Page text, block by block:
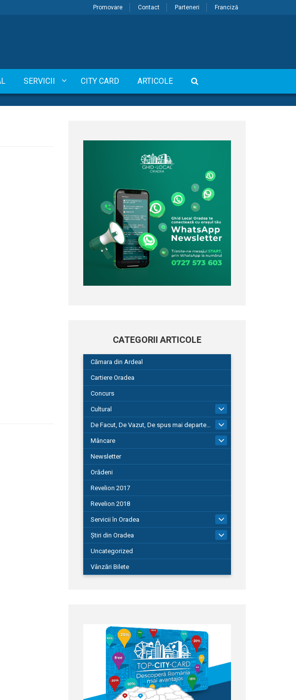
Promovare Contact Parteneri Franciză
SERVICII CITY CARD ARTICOLE
CATEGORII ARTICOLE
Cămara din Ardeal
Cartiere Oradea
Concurs
Cultural
De Facut, De Vazut, De spus mai departe…
580
Mâncare
Newsletter
Orădeni
Revelion 2017
Revelion 2018
Servicii în Oradea
104
Știri din Oradea
1.127
Uncategorized
Vânzări Bilete